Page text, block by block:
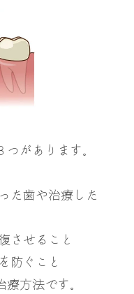
があります。
た歯や治療した
させること
防ぐこと
方法です。